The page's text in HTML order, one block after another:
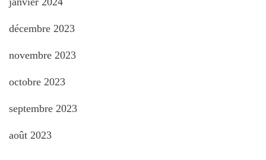
décembre 2023
novembre 2023
octobre 2023
septembre 2023
août 2023